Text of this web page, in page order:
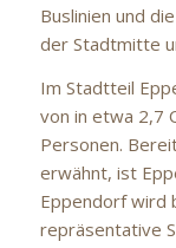
Buslinien und
der Stadtmitte
Im Stadtteil
von in etwa 2,7
Personen.
erwähnt, ist
Eppendorf wird
repräsentative